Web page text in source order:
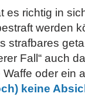
es richtig in
werden
strafbares
Fall“ auch
oder ein
keine